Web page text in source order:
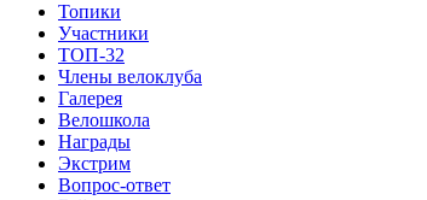
Топики
Участники
ТОП-32
Члены велоклуба
Галерея
Велошкола
Награды
Экстрим
Вопрос-ответ